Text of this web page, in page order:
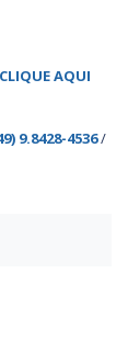
CLIQUE AQUI
9.8428-4536/